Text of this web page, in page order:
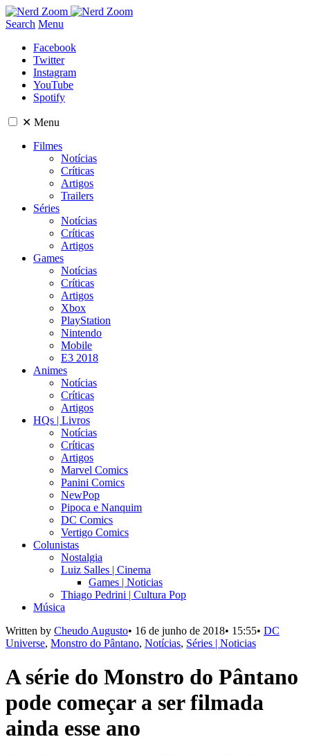
Search Menu
Facebook
Twitter
Instagram
YouTube
Spotify
✕ Menu
Filmes
Notícias
Críticas
Artigos
Trailers
Séries
Notícias
Críticas
Artigos
Games
Notícias
Críticas
Artigos
Xbox
PlayStation
Nintendo
Mobile
E3 2018
Animes
Notícias
Críticas
Artigos
HQs | Livros
Notícias
Críticas
Artigos
Marvel Comics
Panini Comics
NewPop
Pipoca e Nanquim
DC Comics
Vertigo Comics
Colunistas
Nostalgia
Luiz Salles | Cinema
Games | Noticias
Thiago Pedrini | Cultura Pop
Música
Written by Cheudo Augusto• 16 de junho de 2018• 15:55• DC
Universe, Monstro do Pântano, Notícias, Séries | Noticias
A série do Monstro do Pântano
pode começar a ser filmada
ainda esse ano